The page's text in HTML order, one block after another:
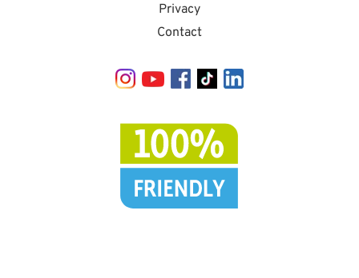
Privacy
Contact